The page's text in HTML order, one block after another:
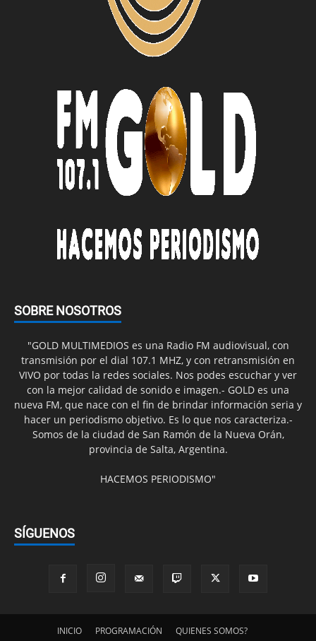
SOBRE NOSOTROS
"GOLD MULTIMEDIOS es una Radio FM audiovisual, con
transmisión por el dial 107.1 MHZ, y con retransmisión en
VIVO por todas la redes sociales. Nos podes escuchar y ver
con la mejor calidad de sonido e imagen.- GOLD es una
nueva FM, que nace con el fin de brindar información seria y
hacer un periodismo objetivo. Es lo que nos caracteriza.-
Somos de la ciudad de San Ramón de la Nueva Orán,
provincia de Salta, Argentina.
HACEMOS PERIODISMO"
SÍGUENOS
INICIO PROGRAMACIÓN
QUIENES SOMOS?